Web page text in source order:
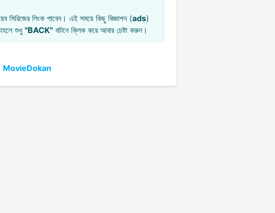
সিরিজের লিংক পাবেন। এই সময়ে কিছু বিজ্ঞাপন (ads)
শুধু "BACK" বাটনে ক্লিক করে আবার চেষ্টা করুন।
MovieDokan